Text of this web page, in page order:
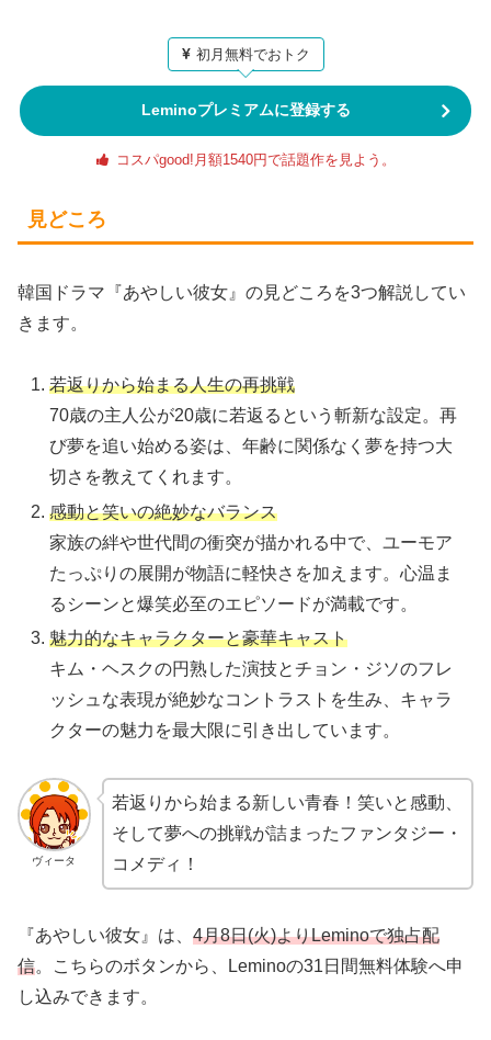
初月無料でおトク
Leminoプレミアムに登録する
コスパgood!月額1540円で話題作を見よう。
見どころ
韓国ドラマ『あやしい彼女』の見どころを3つ解説してい
きます。
若返りから始まる人生の再挑戦
70歳の主人公が20歳に若返るという斬新な設定。再
び夢を追い始める姿は、年齢に関係なく夢を持つ大
切さを教えてくれます。
感動と笑いの絶妙なバランス
家族の絆や世代間の衝突が描かれる中で、ユーモア
たっぷりの展開が物語に軽快さを加えます。心温ま
るシーンと爆笑必至のエピソードが満載です。
魅力的なキャラクターと豪華キャスト
キム・ヘスクの円熟した演技とチョン・ジソのフレ
ッシュな表現が絶妙なコントラストを生み、キャラ
クターの魅力を最大限に引き出しています。
ヴィータ
若返りから始まる新しい青春！笑いと感動、
そして夢への挑戦が詰まったファンタジー・
コメディ！
『あやしい彼女』は、 4月8日(火)よりLeminoで独占配
信。こちらのボタンから、Leminoの31日間無料体験へ申
し込みできます。